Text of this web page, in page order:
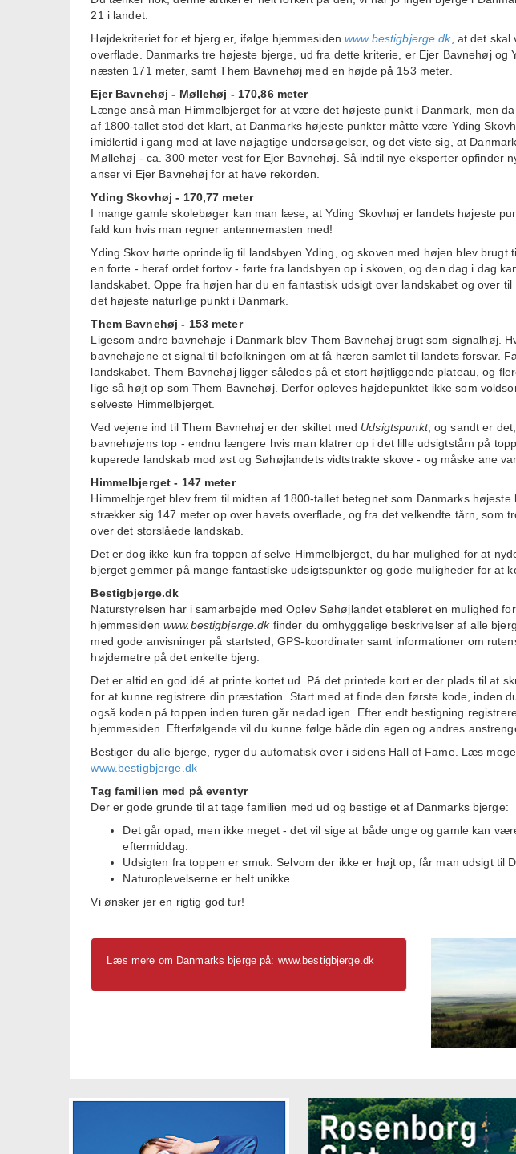
21 i landet.
Højdekriteriet for et bjerg er, ifølge hjemmesidenwww.bestigbjerge.dk, at det skal
overflade. Danmarks tre højeste bjerge, ud fra dette kriterie, er Ejer Bavnehøj og
næsten 171 meter, samt Them Bavnehøj med en højde på 153 meter.
Ejer Bavnehøj - Møllehøj - 170,86 meter
Længe anså man Himmelbjerget for at være det højeste punkt i Danmark, men
af 1800-tallet stod det klart, at Danmarks højeste punkter måtte være Yding
imidlertid i gang med at lave nøjagtige undersøgelser, og det viste sig, at
Møllehøj - ca. 300 meter vest for Ejer Bavnehøj. Så indtil nye eksperter opfinder
anser vi Ejer Bavnehøj for at have rekorden.
Yding Skovhøj - 170,77 meter
I mange gamle skolebøger kan man læse, at Yding Skovhøj er landets højeste
fald kun hvis man regner antennemasten med!
Yding Skov hørte oprindelig til landsbyen Yding, og skoven med højen blev
en forte - heraf ordet fortov - førte fra landsbyen op i skoven, og den dag i dag
landskabet. Oppe fra højen har du en fantastisk udsigt over landskabet og over
det højeste naturlige punkt i Danmark.
Them Bavnehøj - 153 meter
Ligesom andre bavnehøje i Danmark blev Them Bavnehøj brugt som signalhøj.
bavnehøjene et signal til befolkningen om at få hæren samlet til landets forsvar.
landskabet. Them Bavnehøj ligger således på et stort højtliggende plateau, og
lige så højt op som Them Bavnehøj. Derfor opleves højdepunktet ikke som
selveste Himmelbjerget.
Ved vejene ind til Them Bavnehøj er der skiltet med Udsigtspunkt, og sandt er
bavnehøjens top - endnu længere hvis man klatrer op i det lille udsigtstårn på
kuperede landskab mod øst og Søhøjlandets vidtstrakte skove - og måske ane
Himmelbjerget - 147 meter
Himmelbjerget blev frem til midten af 1800-tallet betegnet som Danmarks
strækker sig 147 meter op over havets overflade, og fra det velkendte tårn, som
over det storslåede landskab.
Det er dog ikke kun fra toppen af selve Himmelbjerget, du har mulighed for at
bjerget gemmer på mange fantastiske udsigtspunkter og gode muligheder for at
Bestigbjerge.dk
Naturstyrelsen har i samarbejde med Oplev Søhøjlandet etableret en mulighed
hjemmesidenwww.bestigbjerge.dkfinder du omhyggelige beskrivelser af alle
med gode anvisninger på startsted, GPS-koordinater samt informationer om
højdemetre på det enkelte bjerg.
Det er altid en god idé at printe kortet ud. På det printede kort er der plads til at
for at kunne registrere din præstation. Start med at finde den første kode, inden
også koden på toppen inden turen går nedad igen. Efter endt bestigning
hjemmesiden. Efterfølgende vil du kunne følge både din egen og andres
Bestiger du alle bjerge, ryger du automatisk over i sidens Hall of Fame. Læs
www.bestigbjerge.dk
Tag familien med på eventyr
Der er gode grunde til at tage familien med ud og bestige et af Danmarks bjerge:
Det går opad, men ikke meget - det vil sige at både unge og gamle kan
eftermiddag.
Udsigten fra toppen er smuk. Selvom der ikke er højt op, får man udsigt til
Naturoplevelserne er helt unikke.
Vi ønsker jer en rigtig god tur!
Læs mere om Danmarks bjerge på: www.bestigbjerge.dk